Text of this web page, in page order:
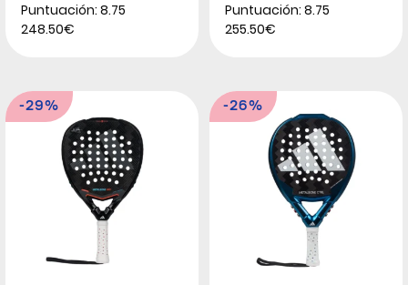
Puntuación: 8.75
248.50€
Puntuación: 8.75
255.50€
-29% -26%